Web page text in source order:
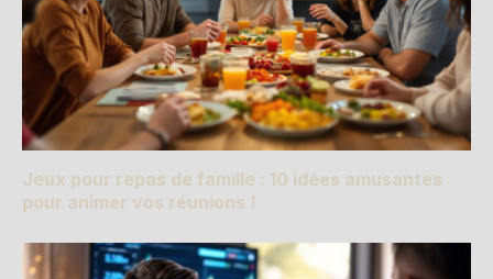
Jeux pour repas de famille : 10 idées amusantes
pour animer vos réunions !